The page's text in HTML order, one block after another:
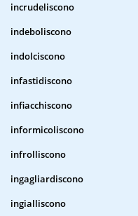
incrudeliscono
indeboliscono
indolciscono
infastidiscono
infiacchiscono
informicoliscono
infrolliscono
ingagliardiscono
ingialliscono